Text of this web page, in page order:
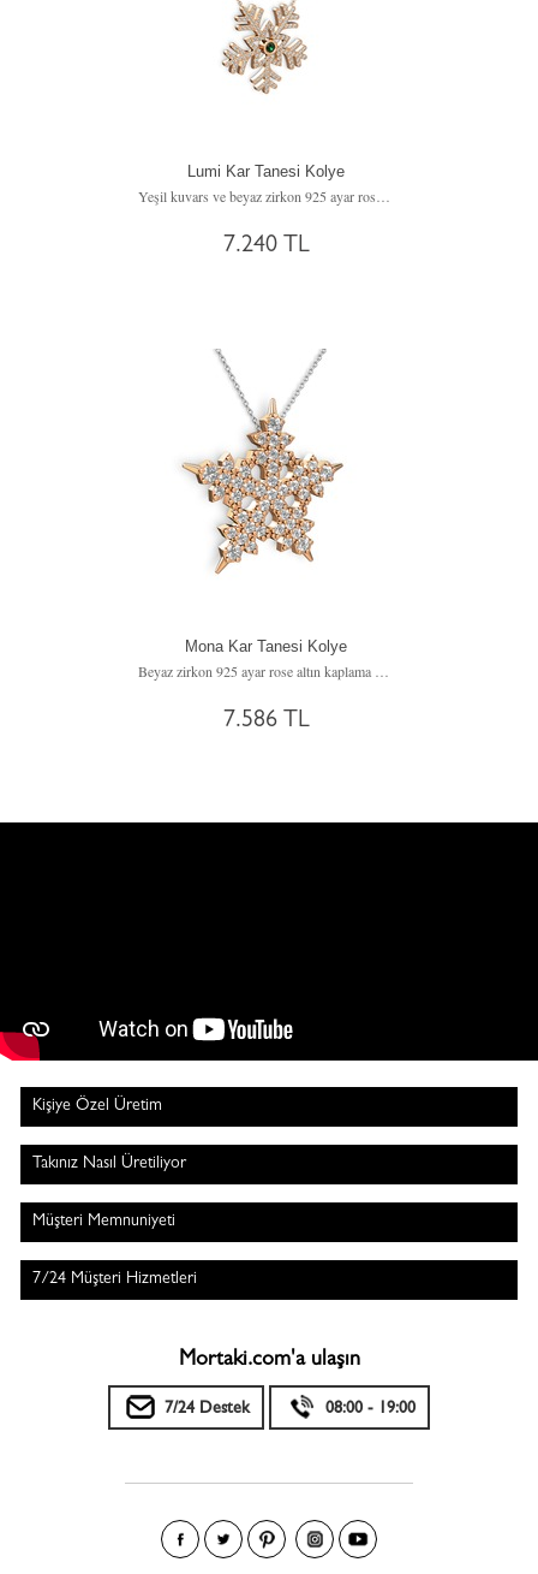
Lumi Kar Tanesi Kolye
7.240 TL
Mona Kar Tanesi Kolye
7.586 TL
Kişiye Özel Üretim
Takınız Nasıl Üretiliyor
Müşteri Memnuniyeti
7/24 Müşteri Hizmetleri
Mortaki.com'a ulaşın
7/24 Destek 08:00 - 19:00